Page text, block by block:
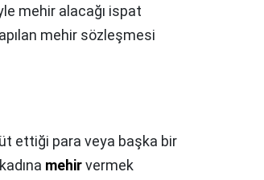
mehir alacağı ispat
mehir sözleşmesi
ettiği para veya başka bir
mehirvermek